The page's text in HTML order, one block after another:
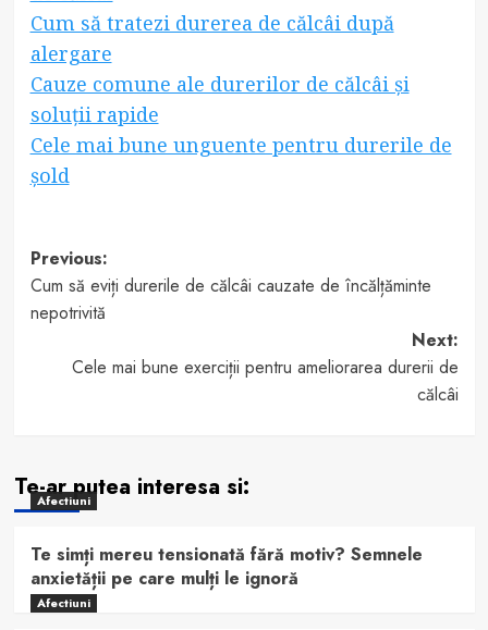
Cum să tratezi durerea de călcâi după
alergare
Cauze comune ale durerilor de călcâi și
soluții rapide
Cele mai bune unguente pentru durerile de
șold
Post
navigation
Previous:
Cum să eviți durerile de călcâi cauzate de încălțăminte
nepotrivită
Next:
Cele mai bune exerciții pentru ameliorarea durerii de
călcâi
Te-ar putea interesa si:
Afectiuni
Te simți mereu tensionată fără motiv? Semnele
anxietății pe care mulți le ignoră
Afectiuni